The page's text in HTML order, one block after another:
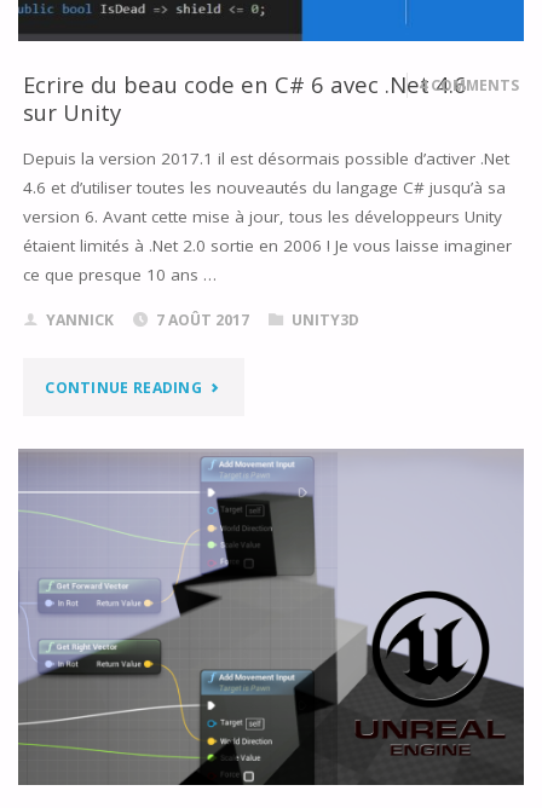
SON
INTÉGRÉ"
Ecrire du beau code en C# 6 avec .Net 4.6
sur Unity
4 COMMENTS
Depuis la version 2017.1 il est désormais possible d’activer .Net
4.6 et d’utiliser toutes les nouveautés du langage C# jusqu’à sa
version 6. Avant cette mise à jour, tous les développeurs Unity
étaient limités à .Net 2.0 sortie en 2006 ! Je vous laisse imaginer
ce que presque 10 ans …
YANNICK 7 AOÛT 2017 UNITY3D
CONTINUE READING "ECRIRE
BEAU
CODE
EN
6
AVEC
.NET